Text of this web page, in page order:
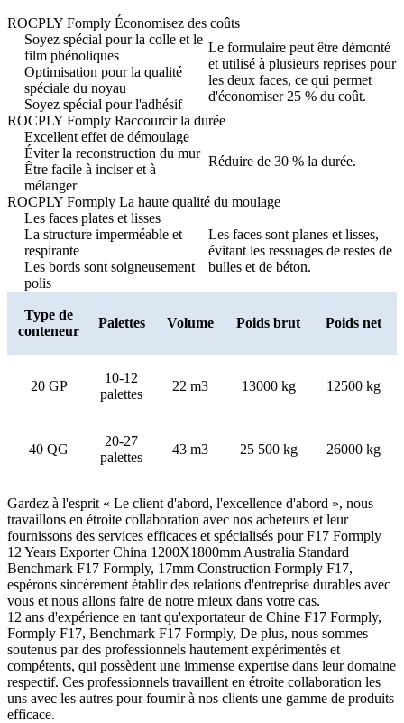
ROCPLY Fomply Économisez des coûts
Soyez spécial pour la colle et le
film phénoliques
Le formulaire peut être démonté
et utilisé à plusieurs reprises pour
les deux faces, ce qui permet
d'économiser 25 % du coût.
Optimisation pour la qualité
spéciale du noyau
Soyez spécial pour l'adhésif
ROCPLY Fomply Raccourcir la durée
Excellent effet de démoulage
Réduire de 30 % la durée.
Éviter la reconstruction du mur
Être facile à inciser et à
mélanger
ROCPLY Formply La haute qualité du moulage
Les faces plates et lisses
Les faces sont planes et lisses,
évitant les ressuages ​​de restes de
bulles et de béton.
La structure imperméable et
respirante
Les bords sont soigneusement
polis
Type de
conteneur
Palettes Volume Poids brut Poids net
20 GP
10-12
palettes
22 m3 13000 kg 12500 kg
40 QG
20-27
palettes
43 m3 25 500 kg 26000 kg
Gardez à l'esprit « Le client d'abord, l'excellence d'abord », nous
travaillons en étroite collaboration avec nos acheteurs et leur
fournissons des services efficaces et spécialisés pour F17 Formply
12 Years Exporter China 1200X1800mm Australia Standard
Benchmark F17 Formply, 17mm Construction Formply F17,
espérons sincèrement établir des relations d'entreprise durables avec
vous et nous allons faire de notre mieux dans votre cas.
12 ans d'expérience en tant qu'exportateur de Chine F17 Formply,
Formply F17, Benchmark F17 Formply, De plus, nous sommes
soutenus par des professionnels hautement expérimentés et
compétents, qui possèdent une immense expertise dans leur domaine
respectif. Ces professionnels travaillent en étroite collaboration les
uns avec les autres pour fournir à nos clients une gamme de produits
efficace.